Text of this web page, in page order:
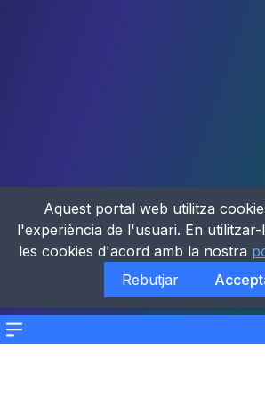
Menu
Aquest portal web utilitza
l'experiència de l'usuari. En
les cookies d'acord amb la nostra
Rebutjar